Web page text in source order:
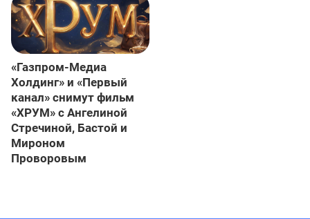
«Газпром-Медиа
Холдинг» и «Первый
канал» снимут фильм
«ХРУМ» с Ангелиной
Стречиной, Бастой и
Мироном
Проворовым